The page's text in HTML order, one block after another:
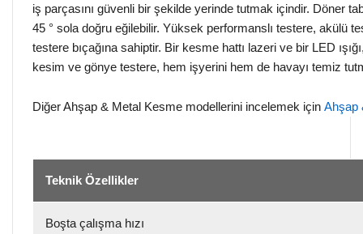
iş parçasını güvenli bir şekilde yerinde tutmak içindir. Döner
45 ° sola doğru eğilebilir. Yüksek performanslı testere,
testere bıçağına sahiptir. Bir kesme hattı lazeri ve bir LED
kesim ve gönye testere, hem işyerini hem de havayı temiz
Diğer Ahşap & Metal Kesme modellerini incelemek için Ahşap
Teknik Özellikler
Boşta çalışma hızı